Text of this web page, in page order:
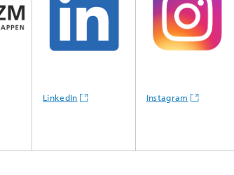
LinkedIn Instagram